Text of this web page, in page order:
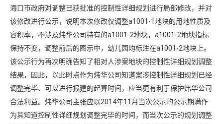
海口市政府对调整已获批准的控制性详细规划进行局部修改，并对
该修改进行公示，说明本次修改仅调整a1001-1地块的用地性质及
容积率，不涉及炜华公司持有的a1001-2地块，a1001-2地块指标
保持不变，调整前后的图示中，幼儿园均标注在a1001-2地块上。
该公示行为再次明确告知了相对人涉案地块的控制性详细规划调整
结果，因此，以此时点作为炜华公司知道案涉控制性详细规划已经
调整完毕、可以进行报建的起算时间，应当更有利于保护炜华公司
合法利益。炜华公司主张应以2014年11月当次公示的公示期满作
为其知道控制性详细规划调整完毕的时间，而当次公示的规划调整